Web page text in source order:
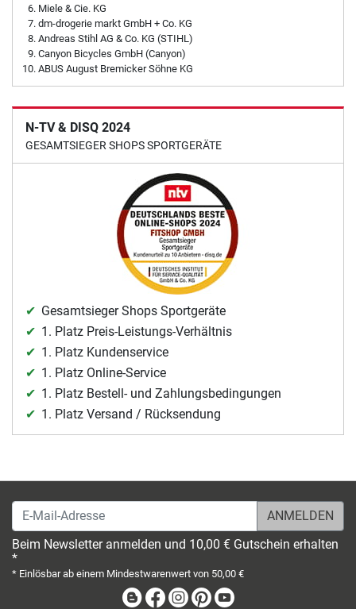
Miele & Cie. KG
dm-drogerie markt GmbH + Co. KG
Andreas Stihl AG & Co. KG (STIHL)
Canyon Bicycles GmbH (Canyon)
ABUS August Bremicker Söhne KG
N-TV & DISQ 2024
GESAMTSIEGER SHOPS SPORTGERÄTE
Gesamtsieger Shops Sportgeräte
1. Platz Preis-Leistungs-Verhältnis
1. Platz Kundenservice
1. Platz Online-Service
1. Platz Bestell- und Zahlungsbedingungen
1. Platz Versand / Rücksendung
E-Mail-Adresse
Beim Newsletter anmelden und 10,00 € Gutschein erhalten
*
* Einlösbar ab einem Mindestwarenwert von 50,00 €
BlogFacebook
Instagram
Pinterest